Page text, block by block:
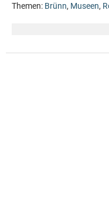
Themen: Brünn, Museen,